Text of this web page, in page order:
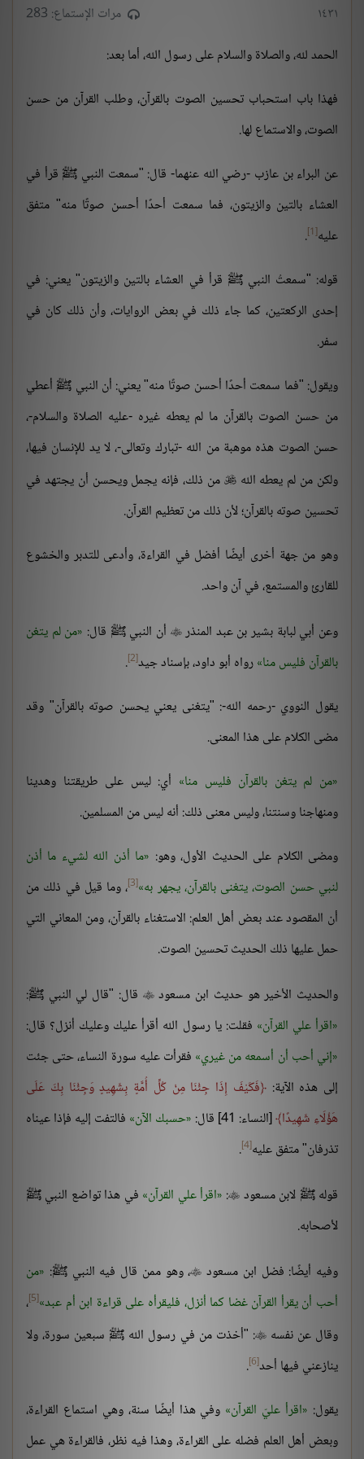
١٤٣١
مرات الإستماع: 283
الحمد لله، والصلاة والسلام على رسول الله، أما بعد:
فهذا باب استحباب تحسين الصوت بالقرآن، وطلب القرآن من حسن
الصوت، والاستماع لها.
عن البراء بن عازب -رضي الله عنهما- قال: "سمعت النبي ﷺ قرأ في
العشاء بالتين والزيتون، فما سمعت أحدًا أحسن صوتًا منه" متفق
عليه[1]
.
قوله: "سمعتُ النبي ﷺ قرأ في العشاء بالتين والزيتون" يعني: في
إحدى الركعتين، كما جاء ذلك في بعض الروايات، وأن ذلك كان في
سفر.
ويقول: "فما سمعت أحدًا أحسن صوتًا منه" يعني: أن النبي ﷺ أعطي
من حسن الصوت بالقرآن ما لم يعطه غيره -عليه الصلاة والسلام-،
حسن الصوت هذه موهبة من الله -تبارك وتعالى-، لا يد للإنسان فيها،
ولكن من لم يعطه الله من ذلك، فإنه يجمل ويحسن أن يجتهد في
تحسين صوته بالقرآن؛ لأن ذلك من تعظيم القرآن.
وهو من جهة أخرى أيضًا أفضل في القراءة، وأدعى للتدبر والخشوع
للقارئ والمستمع، في آن واحد.
وعن أبي لبابة بشير بن عبد المنذر أن النبي ﷺ قال: من لم يتغن
بالقرآن فليس منا رواه أبو داود، بإسناد جيد[2]
.
يقول النووي -رحمه الله-: "يتغنى يعني يحسن صوته بالقرآن" وقد
مضى الكلام على هذا المعنى.
من لم يتغن بالقرآن فليس منا
أي: ليس على طريقتنا وهدينا
ومنهاجنا وسنتنا، وليس معنى ذلك: أنه ليس من المسلمين.
ومضى الكلام على الحديث الأول، وهو: ما أذن الله لشيء ما أذن
لنبي حسن الصوت، يتغنى بالقرآن، يجهر به [3] ، وما قيل في ذلك من
أن المقصود عند بعض أهل العلم: الاستغناء بالقرآن، ومن المعاني التي
حمل عليها ذلك الحديث تحسين الصوت.
والحديث الأخير هو حديث ابن مسعود قال: "قال لي النبي ﷺ:
اقرأ علي القرآن فقلت: يا رسول الله أقرأ عليك وعليك أنزل؟ قال:
إني أحب أن أسمعه من غيري فقرأت عليه سورة النساء، حتى جئت
إلى هذه الآية: فَكَيْفَ إِذَا جِئْنَا مِنْ كُلِّ أُمَّةٍ بِشَهِيدٍ وَجِئْنَا بِكَ عَلَى
هَؤُلَاءِ شَهِيدًا [النساء: 41] قال: حسبك الآن فالتفت إليه فإذا عيناه
تذرفان" متفق عليه[4]
.
قوله ﷺ لابن مسعود 
: اقرأ علي القرآن في هذا تواضع النبي ﷺ
لأصحابه.
وفيه أيضًا: فضل ابن مسعود ، وهو ممن قال فيه النبي ﷺ: من
أحب أن يقرأ القرآن غضا كما أنزل، فليقرأه على قراءة ابن أم عبد [5] ،
وقال عن نفسه: "أخذت من في رسول الله ﷺ سبعين سورة، ولا
ينازعني فيها أحد[6]
.
يقول: اقرأ عليّ القرآن وفي هذا أيضًا سنة، وهي استماع القراءة،
وبعض أهل العلم فضله على القراءة، وهذا فيه نظر، فالقراءة هي عمل